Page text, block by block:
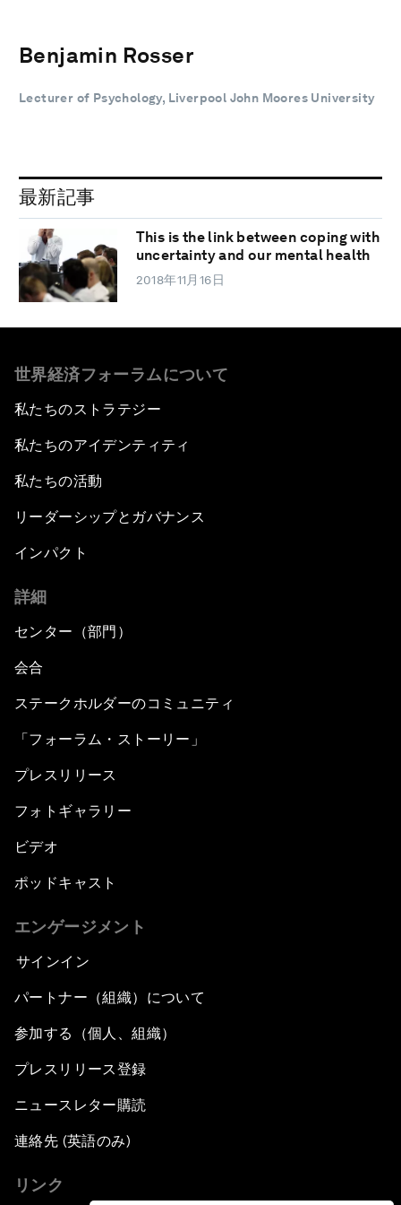
Benjamin Rosser
Lecturer of Psychology, Liverpool John Moores University
最新記事
This is the link between coping with
uncertainty and our mental health
2018年11月16日
世界経済フォーラムについて
私たちのストラテジー
私たちのアイデンティティ
私たちの活動
リーダーシップとガバナンス
インパクト
詳細
センター（部門）
会合
ステークホルダーのコミュニティ
「フォーラム・ストーリー」
プレスリリース
フォトギャラリー
ビデオ
ポッドキャスト
エンゲージメント
サインイン
パートナー（組織）について
参加する（個人、組織）
プレスリリース登録
ニュースレター購読
連絡先 (英語のみ)
リンク